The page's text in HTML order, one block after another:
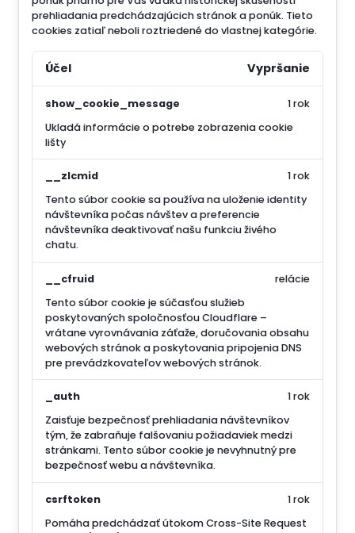
prehliadania predchádzajúcich stránok a ponúk. Tieto
cookies zatiaľ neboli roztriedené do vlastnej kategórie.
Účel Vypršanie
show_cookie_message
Ukladá informácie o potrebe zobrazenia cookie
lišty
1 rok
__zlcmid
Tento súbor cookie sa používa na uloženie identity
návštevníka počas návštev a preferencie
návštevníka deaktivovať našu funkciu živého
chatu.
1 rok
__cfruid
Tento súbor cookie je súčasťou služieb
poskytovaných spoločnosťou Cloudflare –
vrátane vyrovnávania záťaže, doručovania obsahu
webových stránok a poskytovania pripojenia DNS
pre prevádzkovateľov webových stránok.
relácie
_auth
Zaisťuje bezpečnosť prehliadania návštevníkov
tým, že zabraňuje falšovaniu požiadaviek medzi
stránkami. Tento súbor cookie je nevyhnutný pre
bezpečnosť webu a návštevníka.
1 rok
csrftoken
Pomáha predchádzať útokom Cross-Site Request
1 rok